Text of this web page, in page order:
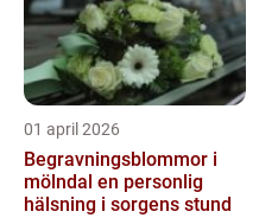
01 april 2026
Begravningsblommor i
mölndal en personlig
hälsning i sorgens stund